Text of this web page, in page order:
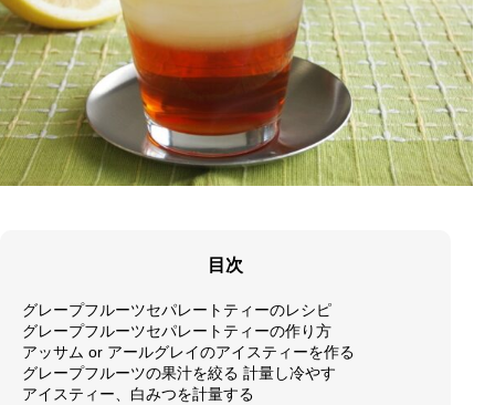
目次
グレープフルーツセパレートティーのレシピ
グレープフルーツセパレートティーの作り方
アッサム or アールグレイのアイスティーを作る
グレープフルーツの果汁を絞る 計量し冷やす
アイスティー、白みつを計量する